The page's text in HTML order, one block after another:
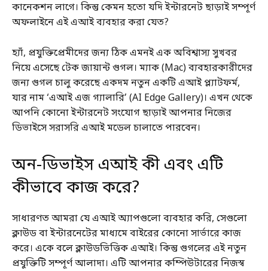
কানেকশন লাগে। কিন্তু কেমন হতো যদি ইন্টারনেট ছাড়াই সম্পূর্ণ
অফলাইনে এই এআই ব্যবহার করা যেত?
হ্যাঁ, প্রযুক্তিপ্রেমীদের জন্য ঠিক এমনই এক অবিশ্বাস্য সুখবর
নিয়ে এসেছে টেক জায়ান্ট গুগল। ম্যাক (Mac) ব্যবহারকারীদের
জন্য গুগল চালু করেছে একদম নতুন একটি এআই প্ল্যাটফর্ম,
যার নাম ‘এআই এজ গ্যালারি’ (AI Edge Gallery)। এখন থেকে
আপনি কোনো ইন্টারনেট সংযোগ ছাড়াই আপনার নিজের
ডিভাইসে সরাসরি এআই মডেল চালাতে পারবেন।
অন-ডিভাইস এআই কী এবং এটি
কীভাবে কাজ করে?
সাধারণত আমরা যে এআই অ্যাপগুলো ব্যবহার করি, সেগুলো
ক্লাউড বা ইন্টারনেটের মাধ্যমে বাইরের কোনো সার্ভারে কাজ
করে। একে বলে ক্লাউডভিত্তিক এআই। কিন্তু গুগলের এই নতুন
প্রযুক্তিটি সম্পূর্ণ আলাদা। এটি আপনার কম্পিউটারের নিজস্ব